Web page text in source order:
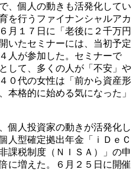
、個人の動きも活発化してい
を行うファイナンシャルアカ
月１７日に「老後に２千万円
いたセミナーには、当初予定
人が参加した。セミナーで
して、多くの人が「不安」や
０代の女性は「前から資産形
本格的に始める気になった」
個人投資家の動きが活発化し
人型確定拠出年金「ｉＤｅＣ
課税制度（ＮＩＳＡ）」の申
に増えた。６月２５日に開催